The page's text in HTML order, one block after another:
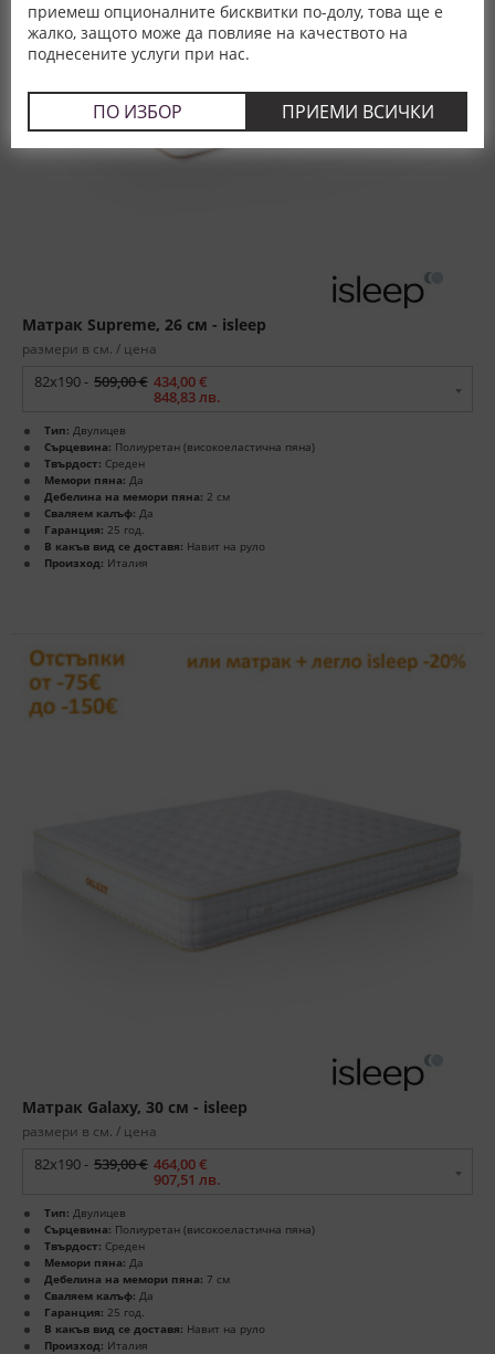
приемеш опционалните бисквитки по-долу, това ще е
жалко, защото може да повлияе на качеството на
поднесените услуги при нас.
ПО ИЗБОР ПРИЕМИ ВСИЧКИ
Матрак Supreme, 26 см - isleep
размери в см. / цена
82x190 - 509,00 € 434,00 €
848,83 лв.
Тип: Двулицев
Сърцевина: Полиуретан (високоеластична пяна)
Твърдост: Среден
Мемори пяна: Да
Дебелина на мемори пяна: 2 см
Сваляем калъф: Да
Гаранция: 25 год.
В какъв вид се доставя: Навит на руло
Произход: Италия
Матрак Galaxy, 30 см - isleep
размери в см. / цена
82x190 - 539,00 € 464,00 €
907,51 лв.
Тип: Двулицев
Сърцевина: Полиуретан (високоеластична пяна)
Твърдост: Среден
Мемори пяна: Да
Дебелина на мемори пяна: 7 см
Сваляем калъф: Да
Гаранция: 25 год.
В какъв вид се доставя: Навит на руло
Произход: Италия